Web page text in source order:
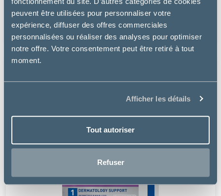
peuvent être utilisées pour personnaliser votre
expérience, diffuser des offres commerciales
personnalisées ou réaliser des analyses pour optimiser
notre offre. Votre consentement peut être retiré à tout
moment.
Afficher les détails
Tout autoriser
Refuser
16.99€